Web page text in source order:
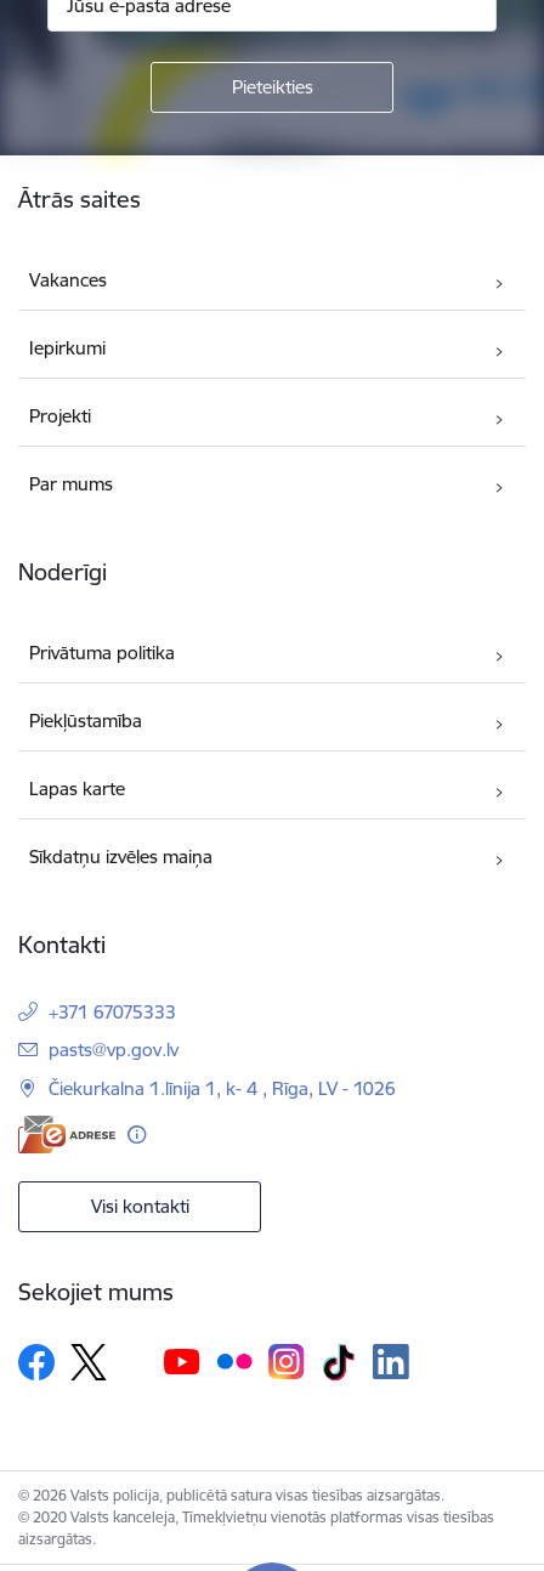
Ātrās saites
Vakances
Iepirkumi
Projekti
Par mums
Noderīgi
Privātuma politika
Piekļūstamība
Lapas karte
Sīkdatņu izvēles maiņa
Kontakti
+371 67075333
E-pasts:
pasts@vp.gov.lv
Čiekurkalna 1.līnija 1, k- 4 , Rīga, LV - 1026
Visi kontakti
Sekojiet mums
© 2026 Valsts policija, publicētā satura visas tiesības aizsargātas.
© 2020 Valsts kanceleja, Tīmekļvietņu vienotās platformas visas tiesības
aizsargātas.